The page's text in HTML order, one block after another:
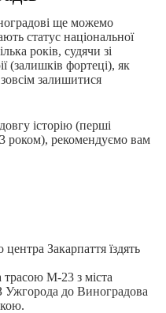
ще можемо
статус національної
років, судячи зі
(залишків фортеці), як
залишитися
історію (перші
роком), рекомендуємо вам
Закарпаття їздять
М-23 з міста
Ужгорода до Виноградова